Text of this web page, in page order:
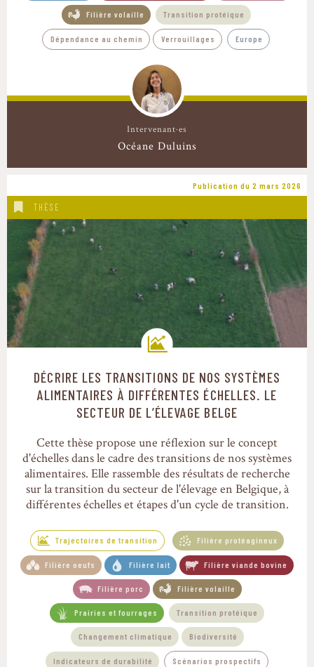
Filière volaille Transition protéique
Dépendance au chemin Verrouillages Europe
Intervenant·es
Océane Duluins
Publication du 2 mars 2026
THÈSE
Trajectoires de transition
DÉCRIRE LES TRANSITIONS DE NOS SYSTÈMES
ALIMENTAIRES À DIFFÉRENTES ÉCHELLES. LE
SECTEUR DE L’ÉLEVAGE BELGE
Cette thèse propose une réflexion sur le concept
d'échelles dans le cadre des transitions de nos systèmes
alimentaires. Elle rassemble des résultats de recherche
sur la transition du secteur de l'élevage en Belgique, à
différentes échelles et étapes d'un cycle de transition.
Trajectoires de transition Filière protéagineux
Filière oeufs Filière lait Filière viande bovine
Filière porc Filière volaille
Prairies et fourrages Transition protéique
Changement climatique Biodiversité
Indicateurs de durabilité Scénarios prospectifs